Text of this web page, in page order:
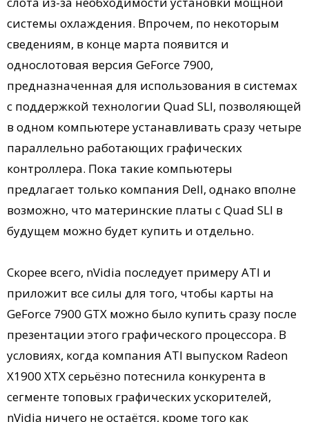
системы охлаждения. Впрочем, по некоторым
сведениям, в конце марта появится и
однослотовая версия GeForce 7900,
предназначенная для использования в системах
с поддержкой технологии Quad SLI, позволяющей
в одном компьютере устанавливать сразу четыре
параллельно работающих графических
контроллера. Пока такие компьютеры
предлагает только компания Dell, однако вполне
возможно, что материнские платы с Quad SLI в
будущем можно будет купить и отдельно.
Скорее всего, nVidia последует примеру ATI и
приложит все силы для того, чтобы карты на
GeForce 7900 GTX можно было купить сразу после
презентации этого графического процессора. В
условиях, когда компания ATI выпуском Radeon
X1900 XTX серьёзно потеснила конкурента в
сегменте топовых графических ускорителей,
nVidia ничего не остаётся, кроме того как